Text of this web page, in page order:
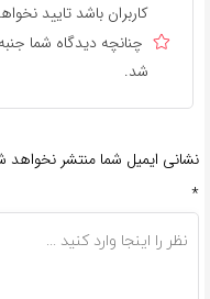
کاربران باشد تایید
چنانچه دیدگاه شما
شد.
نشانی ایمیل شما منتشر نخواهد
*